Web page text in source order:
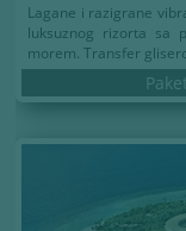
Lagane i razigrane
luksuznog rizorta sa
morem. Transfer